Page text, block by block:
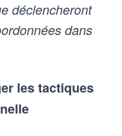
déclencheront
dans
les tactiques